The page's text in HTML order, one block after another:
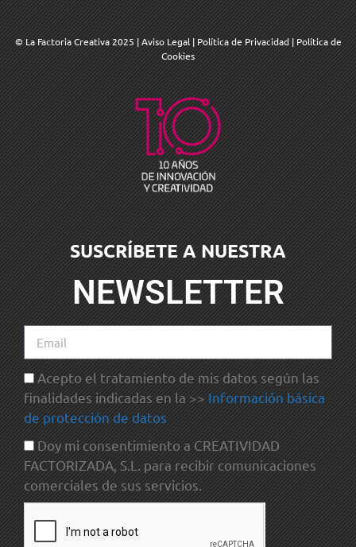
© La Factoria Creativa 2025 |Aviso Legal | Política de Privacidad | Política de
Cookies
SUSCRÍBETE A NUESTRA
NEWSLETTER
Acepto el tratamiento de mis datos según las
finalidades indicadas en la >> Información básica
de protección de datos
Doy mi consentimiento a CREATIVIDAD
FACTORIZADA, S.L. para recibir comunicaciones
comerciales de sus servicios.